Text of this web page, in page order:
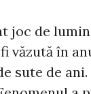
joc de
văzută în
sute de